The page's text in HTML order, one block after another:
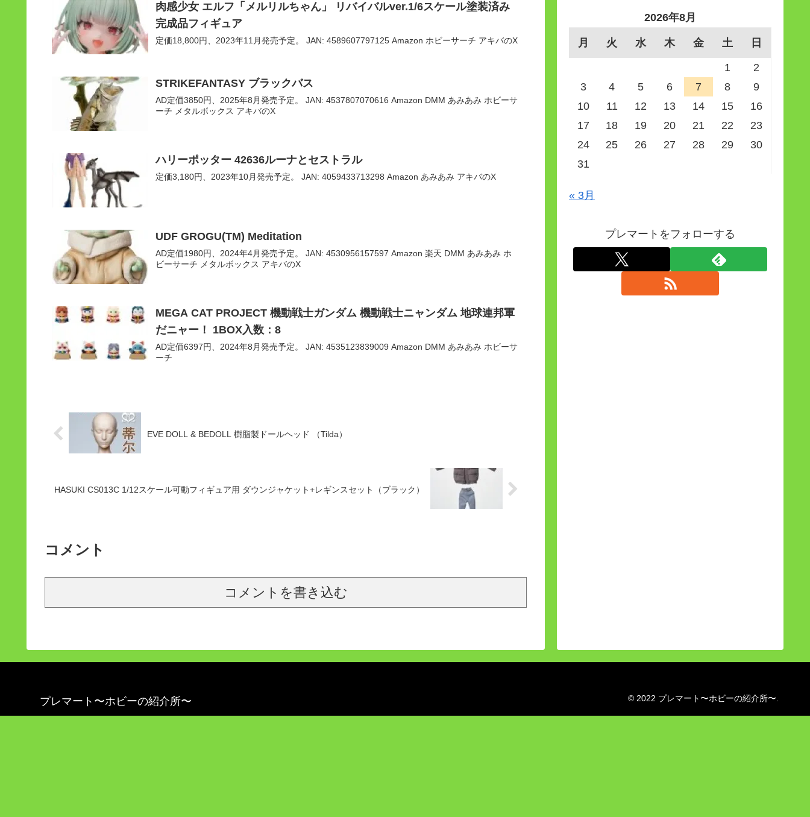
肉感少女 エルフ「メルリルちゃん」 リバイバルver.1/6スケール塗装済み
完成品フィギュア
定価18,800円、2023年11月発売予定。 JAN: 4589607797125 Amazon ホビーサーチ アキバのX
STRIKEFANTASY ブラックバス
AD定価3850円、2025年8月発売予定。 JAN: 4537807070616 Amazon DMM あみあみ ホビーサ
ーチ メタルボックス アキバのX
ハリーポッター 42636ルーナとセストラル
定価3,180円、2023年10月発売予定。 JAN: 4059433713298 Amazon あみあみ アキバのX
UDF GROGU(TM) Meditation
AD定価1980円、2024年4月発売予定。 JAN: 4530956157597 Amazon 楽天 DMM あみあみ ホ
ビーサーチ メタルボックス アキバのX
MEGA CAT PROJECT 機動戦士ガンダム 機動戦士ニャンダム 地球連邦軍
だニャー！ 1BOX入数：8
AD定価6397円、2024年8月発売予定。 JAN: 4535123839009 Amazon DMM あみあみ ホビーサ
ーチ
EVE DOLL & BEDOLL 樹脂製ドールヘッド （Tilda）
HASUKI CS013C 1/12スケール可動フィギュア用 ダウンジャケット+レギンスセット（ブラック）
コメント
コメントを書き込む
2026年8月
月 火 水 木 金 土 日
1
2
3
4 5 6 7 8
9
10
11 12 13 14 15
16
17
18 19 20 21 22
23
24
25 26 27 28 29
30
31
« 3月
プレマートをフォローする
プレマート〜ホビーの紹介所〜 © 2022 プレマート〜ホビーの紹介所〜.